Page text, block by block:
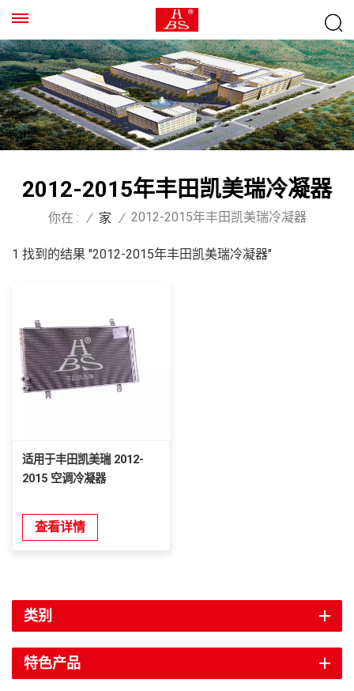
2012-2015年丰田凯美瑞冷凝器
你在 : / 家 / 2012-2015年丰田凯美瑞冷凝器
1 找到的结果 "2012-2015年丰田凯美瑞冷凝器"
适用于丰田凯美瑞 2012-
2015 空调冷凝器
查看详情
类别
特色产品